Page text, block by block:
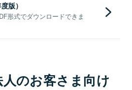
版）
形式でダウンロードできま
のお客さま向け